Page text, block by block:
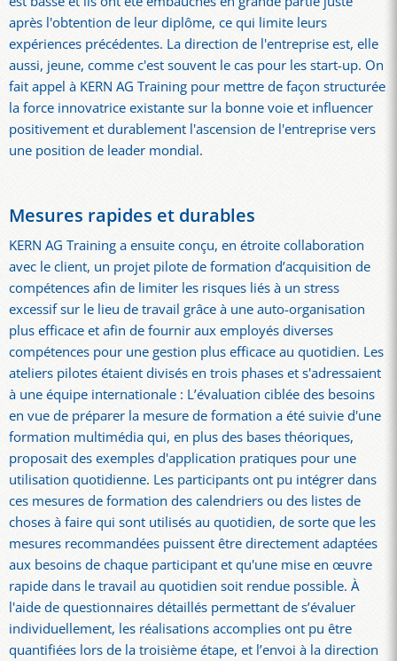
après l'obtention de leur diplôme, ce qui limite leurs
expériences précédentes. La direction de l'entreprise est, elle
aussi, jeune, comme c'est souvent le cas pour les start-up. On
fait appel à KERN AG Training pour mettre de façon structurée
la force innovatrice existante sur la bonne voie et influencer
positivement et durablement l'ascension de l'entreprise vers
une position de leader mondial.
Mesures rapides et durables
KERN AG Training a ensuite conçu, en étroite collaboration
avec le client, un projet pilote de formation d’acquisition de
compétences afin de limiter les risques liés à un stress
excessif sur le lieu de travail grâce à une auto-organisation
plus efficace et afin de fournir aux employés diverses
compétences pour une gestion plus efficace au quotidien. Les
ateliers pilotes étaient divisés en trois phases et s'adressaient
à une équipe internationale : L’évaluation ciblée des besoins
en vue de préparer la mesure de formation a été suivie d'une
formation multimédia qui, en plus des bases théoriques,
proposait des exemples d'application pratiques pour une
utilisation quotidienne. Les participants ont pu intégrer dans
ces mesures de formation des calendriers ou des listes de
choses à faire qui sont utilisés au quotidien, de sorte que les
mesures recommandées puissent être directement adaptées
aux besoins de chaque participant et qu'une mise en œuvre
rapide dans le travail au quotidien soit rendue possible. À
l'aide de questionnaires détaillés permettant de s’évaluer
individuellement, les réalisations accomplies ont pu être
quantifiées lors de la troisième étape, et l’envoi à la direction